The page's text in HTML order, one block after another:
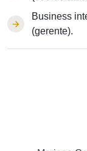
Business
(gerente).